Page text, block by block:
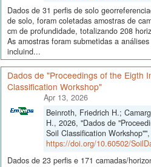
Dados de 31 perfis de solo
de solo, foram coletadas amostras de
cm de profundidade, totalizando 208
As amostras foram submetidas a
incluind...
Dados de "Proceedings of the Eigth
Classification Workshop"
Apr 13, 2026
Beinroth, Friedrich H.;
H., 2026, "Dados de
Soil Classification Workshop"",
https://doi.org/10.60502/
Dados de 23 perfis e 171 camadas/